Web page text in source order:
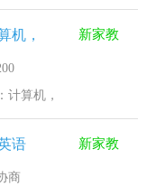
机， 新家教
计算机，
语 新家教
商